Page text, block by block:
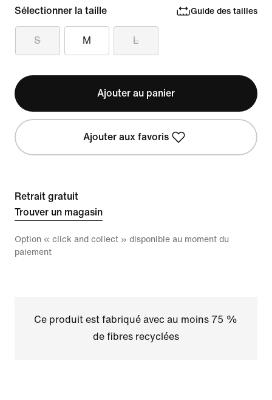
Sélectionner la taille Guide des tailles
S M L
Ajouter au panier
Ajouter aux favoris
Retrait gratuit
Trouver un magasin
Option « click and collect » disponible au moment du
paiement
Ce produit est fabriqué avec au moins 75 %
de fibres recyclées